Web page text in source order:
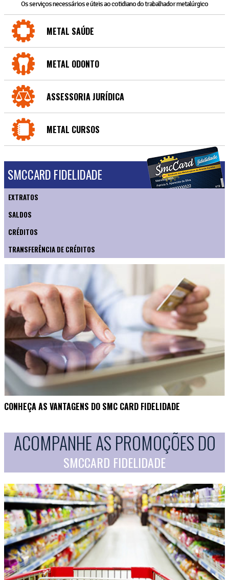
Os serviços necessários e úteis ao cotidiano do trabalhador metalúrgico
METAL SAÚDE
METAL ODONTO
ASSESSORIA JURÍDICA
METAL CURSOS
SMCCARD FIDELIDADE
EXTRATOS
SALDOS
CRÉDITOS
TRANSFERÊNCIA DE CRÉDITOS
CONHEÇA AS VANTAGENS DO SMC CARD FIDELIDADE
ACOMPANHE AS PROMOÇÕES DO
SMCCARD FIDELIDADE